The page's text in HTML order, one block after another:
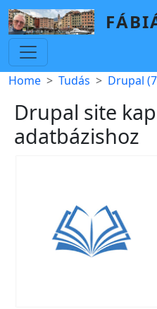
Skip to main content
Breadcrumb
Home Tudás Drupal
Drupal site
adatbázishoz